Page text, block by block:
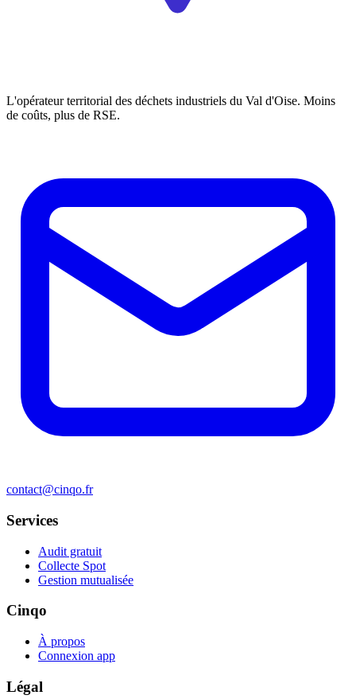
L'opérateur territorial des déchets industriels du Val d'Oise. Moins
de coûts, plus de RSE.
contact@cinqo.fr
Services
Audit gratuit
Collecte Spot
Gestion mutualisée
Cinqo
À propos
Connexion app
Légal